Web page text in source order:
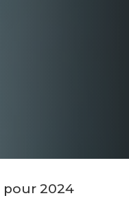
pour 2024